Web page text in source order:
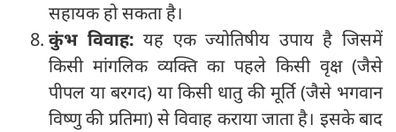
सहायक हो सकता है।
कुंभ विवाह: यह एक ज्योतिषीय उपाय है जिसमें
किसी मांगलिक व्यक्ति का पहले किसी वृक्ष (जैसे
पीपल या बरगद) या किसी धातु की मूर्ति (जैसे भगवान
विष्णु की प्रतिमा) से विवाह कराया जाता है। इसके बाद